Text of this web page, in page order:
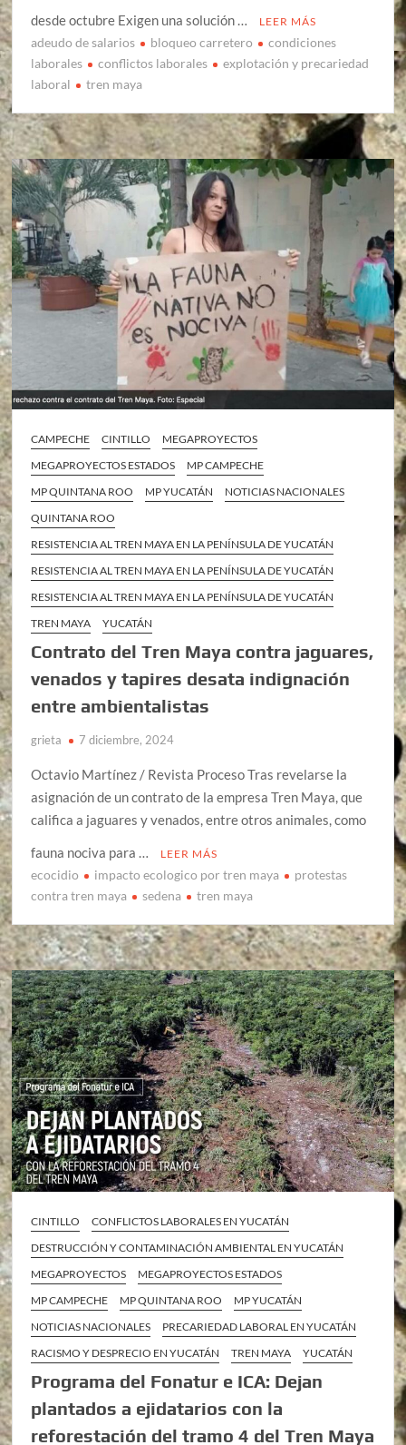
desde octubre Exigen una solución …
LEER MÁS
adeudo de salarios bloqueo carretero
condiciones
laborales
conflictos laborales
explotación y precariedad
laboral
tren maya
CAMPECHE CINTILLO
MEGAPROYECTOS
MEGAPROYECTOS ESTADOS
MP CAMPECHE
MP QUINTANA ROO
MP YUCATÁN
NOTICIAS NACIONALES
QUINTANA ROO
RESISTENCIA AL TREN MAYA EN LA PENÍNSULA DE YUCATÁN
RESISTENCIA AL TREN MAYA EN LA PENÍNSULA DE YUCATÁN
RESISTENCIA AL TREN MAYA EN LA PENÍNSULA DE YUCATÁN
TREN MAYA
YUCATÁN
Contrato del Tren Maya contra jaguares,
venados y tapires desata indignación
entre ambientalistas
grieta 7 diciembre, 2024
Octavio Martínez / Revista Proceso Tras revelarse la
asignación de un contrato de la empresa Tren Maya, que
califica a jaguares y venados, entre otros animales, como
fauna nociva para …
LEER MÁS
ecocidio impacto ecologico por tren maya
protestas
contra tren maya
sedena tren maya
CINTILLO
CONFLICTOS LABORALES EN YUCATÁN
DESTRUCCIÓN Y CONTAMINACIÓN AMBIENTAL EN YUCATÁN
MEGAPROYECTOS
MEGAPROYECTOS ESTADOS
MP CAMPECHE
MP QUINTANA ROO
MP YUCATÁN
NOTICIAS NACIONALES
PRECARIEDAD LABORAL EN YUCATÁN
RACISMO Y DESPRECIO EN YUCATÁN
TREN MAYA YUCATÁN
Programa del Fonatur e ICA: Dejan
plantados a ejidatarios con la
reforestación del tramo 4 del Tren Maya